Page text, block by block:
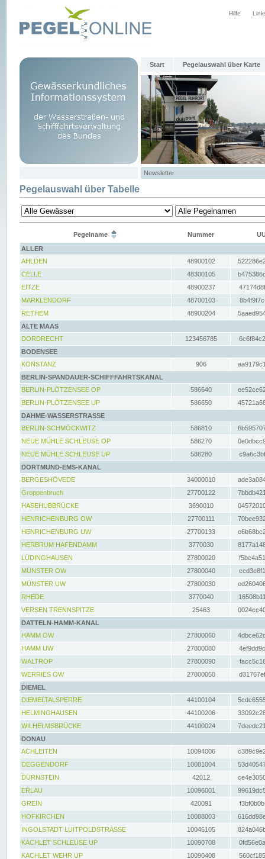
Hilfe
Start Pegelauswahl über Karte
Newsletter
Pegelauswahl über Tabelle
Pegelname Nummer
ALLER
AHLDEN
48900102
CELLE
48300105
EITZE
48900237
MARKLENDORF
48700103
RETHEM
48900204
ALTE MAAS
DORDRECHT
123456785
BODENSEE
KONSTANZ
906
BERLIN-SPANDAUER-SCHIFFFAHRTSKANAL
BERLIN-PLÖTZENSEE OP
586640
BERLIN-PLÖTZENSEE UP
586650
DAHME-WASSERSTRASSE
BERLIN-SCHMÖCKWITZ
586810
NEUE MÜHLE SCHLEUSE OP
586270
NEUE MÜHLE SCHLEUSE UP
586280
DORTMUND-EMS-KANAL
BERGESHÖVEDE
34000010
Groppenbruch
27700122
HASEHUBBRÜCKE
3690010
HENRICHENBURG OW
27700111
HENRICHENBURG UW
27700133
HERBRUM HAFENDAMM
3770030
LÜDINGHAUSEN
27800020
MÜNSTER OW
27800040
MÜNSTER UW
27800030
RHEDE
3770040
VERSEN TRENNSPITZE
25463
DATTELN-HAMM-KANAL
HAMM OW
27800060
HAMM UW
27800080
WALTROP
27800090
WERRIES OW
27800050
DIEMEL
DIEMELTALSPERRE
44100104
HELMINGHAUSEN
44100206
WILHELMSBRÜCKE
44100024
DONAU
ACHLEITEN
10094006
DEGGENDORF
10081004
DÜRNSTEIN
42012
ERLAU
10096001
GREIN
420091
HOFKIRCHEN
10088003
INGOLSTADT LUITPOLDSTRASSE
10046105
KACHLET SCHLEUSE UP
10090708
KACHLET WEHR UP
10090408